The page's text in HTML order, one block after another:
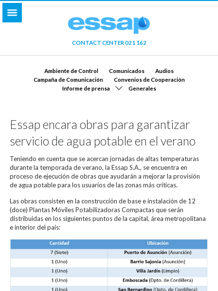
CONTACT CENTER 021 162
Ambiente de Control Comunicados
Audios
Campaña de Comunicación
Convenios de Cooperación
Informe de prensa
Generales
Essap encara obras para garantizar
servicio de agua potable en el verano
Teniendo en cuenta que se acercan jornadas de altas temperaturas
durante la temporada de verano, la Essap S.A., se encuentra en
proceso de ejecución de obras que ayudarán a mejorar la provisión
de agua potable para los usuarios de las zonas más críticas.
Las obras consisten en la construcción de base e instalación de 12
(doce) Plantas Móviles Potabilizadoras Compactas que serán
distribuidas en los siguientes puntos de la capital, área metropolitana
e interior del país: